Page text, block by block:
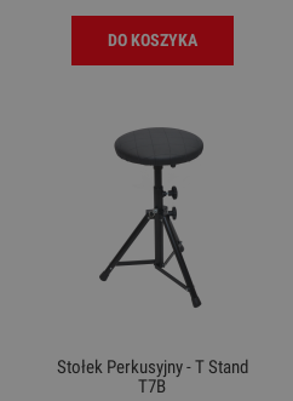
DO KOSZYKA
Stołek Perkusyjny - T Stand
T7B